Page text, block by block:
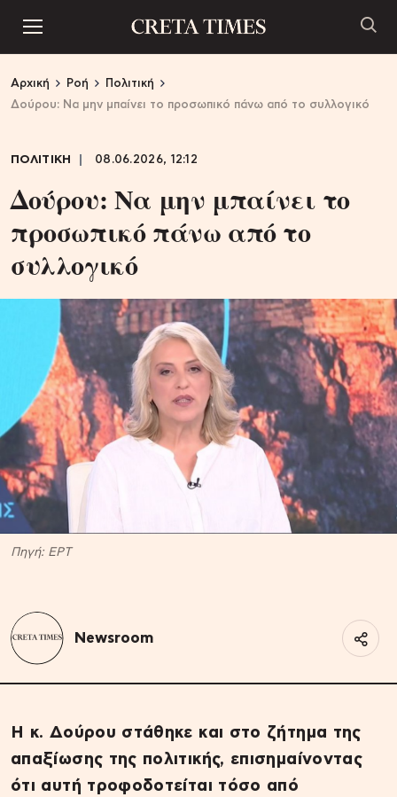
Αρχική Ροή
Πολιτική
Δούρου: Να μην μπαίνει το προσωπικό πάνω από το συλλογικό
ΠΟΛΙΤΙΚΗ 08.06.2026, 12:12
Δούρου: Να μην μπαίνει το
προσωπικό πάνω από το
συλλογικό
Πηγή: EΡΤ
Newsroom
Η κ. Δούρου στάθηκε και στο ζήτημα της
απαξίωσης της πολιτικής, επισημαίνοντας
ότι αυτή τροφοδοτείται τόσο από